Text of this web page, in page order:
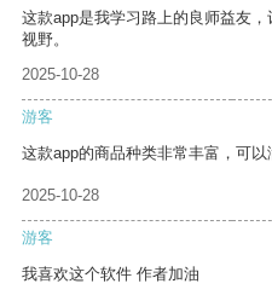
这款app是我学习路上的良师益友
视野。
2025-10-28
游客
这款app的商品种类非常丰富，可以
2025-10-28
游客
我喜欢这个软件 作者加油